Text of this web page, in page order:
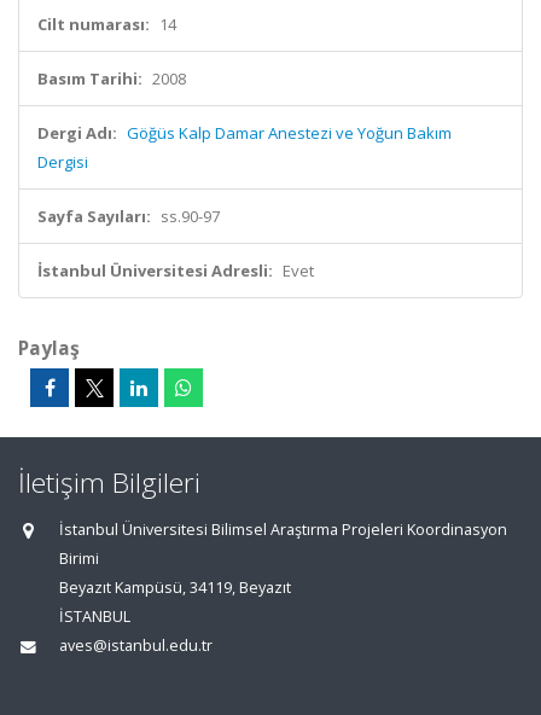
Cilt numarası: 14
Basım Tarihi: 2008
Dergi Adı: Göğüs Kalp Damar Anestezi ve Yoğun Bakım
Dergisi
Sayfa Sayıları: ss.90-97
İstanbul Üniversitesi Adresli: Evet
Paylaş
İletişim Bilgileri
İstanbul Üniversitesi Bilimsel Araştırma Projeleri Koordinasyon
Birimi
Beyazıt Kampüsü, 34119, Beyazıt
İSTANBUL
aves@istanbul.edu.tr